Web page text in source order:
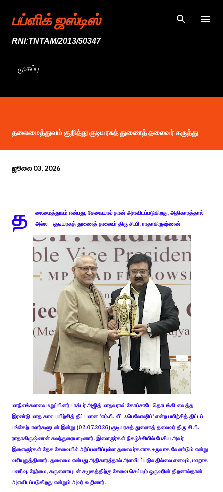
முதன்மை உள்ளடக்கத்திற்குச் செல்
பப்ளிக் ஜஸ்டிஸ்
RNI:TNTAM/2013/50347
முகப்பு
தலைமைத்துவம் குறித்து குடியரசுத் துணைத் தலைவர் கருத்து
ஜூலை 03, 2026
த
லைமைத்துவம் என்பது, சேவையால் தான் அளவிடப்படுகிறது, அதிகாரத்தால்
அல்ல - குடியரசுத் துணைத் தலைவர் திரு சி.பி. ராதாகிருஷ்ணன்
மாநிலங்களவை உறுப்பினர் டாக்டர் அஜித் மாதவராவ் கோப்சாடே தொடங்கி வைத்த
இரண்டு மாத கால பயிற்சித் திட்டமான 'எம்.பி. லீட் ஃபெலோஷிப்' என்ற பயிற்சித் திட்டப்
பங்கேற்பாளர்களுடன் இன்று (02.07.2026) குடியரசுத் துணைத் தலைவர் திரு சி.பி.
ராதாகிருஷ்ணன் கலந்துரையாடினார். இளைஞர்கள் நிகழ்ச்சியில் பேசிய அவர்
இளைஞர்கள் தேச சேவையில் அர்ப்பணிப்புள்ள தலைவர்களாக உருவாக வேண்டும் என்று
வலியுறுத்தினார். தலைமை என்பது அதிகாரத்தால் அளவிடப்படுவதில்லை எனவும், மாறாக
பணிவு, நேர்மை, கருணையுடன் சமூகத்திற்கு சேவை செய்யும் ஒருவரின் திறனால்தான்
அளவிடப்படுகிறது என்றும் அவர் கூறினார்.